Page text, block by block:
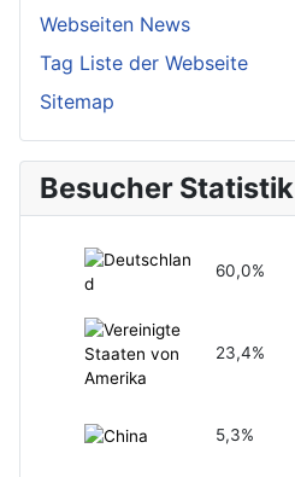
Webseiten News
Tag Liste der Webseite
Sitemap
Besucher Statistik
60,0%
23,4%
5,3%